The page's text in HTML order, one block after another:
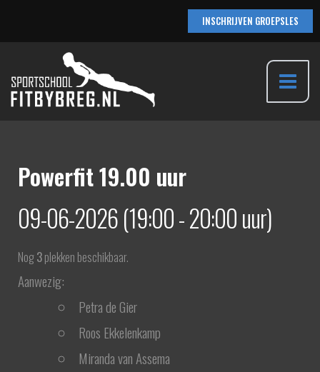
inhoud
INSCHRIJVEN GROEPSLES
Main
Powerfit 19.00 uur
09-06-2026 (19:00 - 20:00 uur)
Nog3plekken beschikbaar.
Aanwezig:
Petra de Gier
Roos Ekkelenkamp
Miranda van Assema